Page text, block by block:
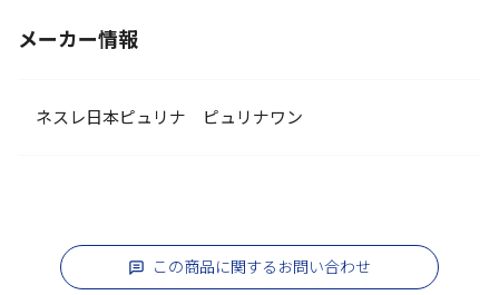
メーカー情報
ネスレ日本ピュリナ ピュリナワン
この商品に関するお問い合わせ